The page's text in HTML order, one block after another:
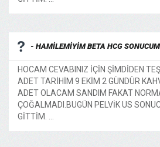
- HAMİLEMİYİM BETA HCG
HOCAM CEVABINIZ İÇİN ŞİMDİDEN
ADET TARİHİM 9 EKİM 2 GÜNDÜR
ADET OLACAM SANDIM FAKAT
ÇOĞALMADI.BUGÜN PELVİK US
GİTTİM. ...